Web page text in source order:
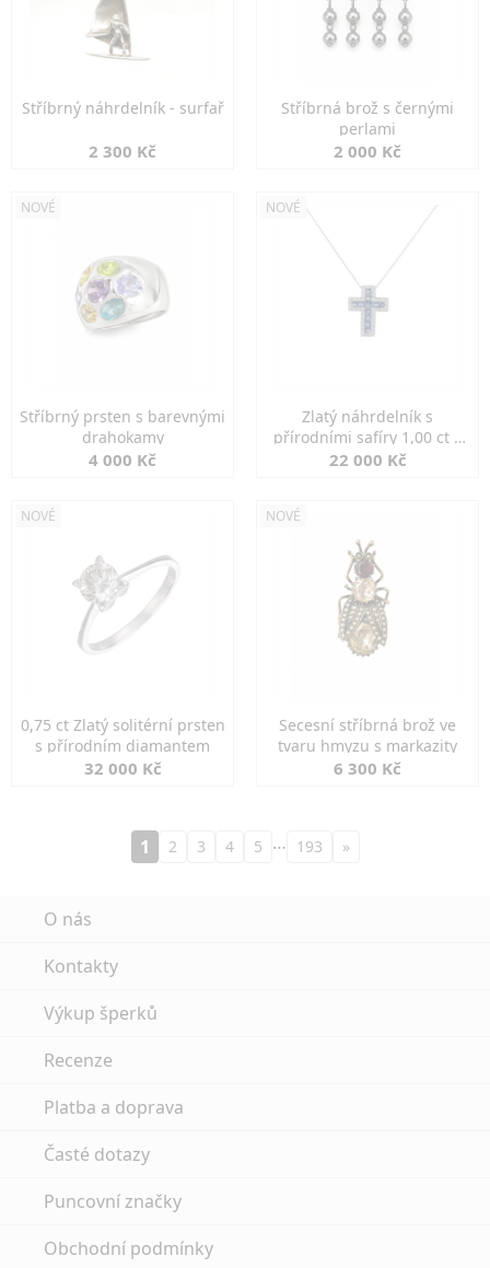
Stříbrný náhrdelník - surfař
2 300 Kč
Stříbrná brož s černými
perlami
2 000 Kč
NOVÉ
Stříbrný prsten s barevnými
drahokamy
4 000 Kč
NOVÉ
Zlatý náhrdelník s
přírodními safíry 1,00 ct a
diamanty
22 000 Kč
NOVÉ
0,75 ct Zlatý solitérní prsten
s přírodním diamantem
32 000 Kč
NOVÉ
Secesní stříbrná brož ve
tvaru hmyzu s markazity
6 300 Kč
1 2 3 4 5 … 193 »
O nás
Kontakty
Výkup šperků
Recenze
Platba a doprava
Časté dotazy
Puncovní značky
Obchodní podmínky